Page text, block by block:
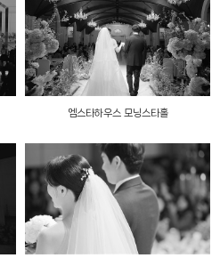
엠스타하우스 모닝스타홀